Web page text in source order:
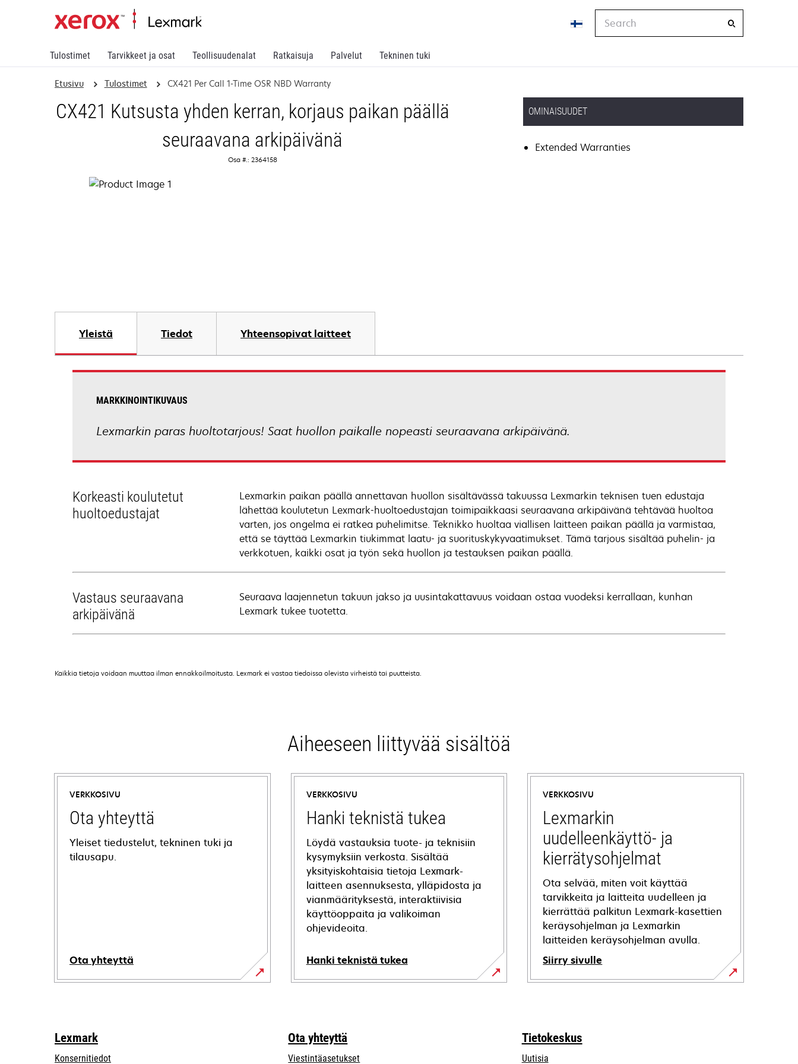
Tulostimet Tarvikkeet ja osat Teollisuudenalat Ratkaisuja Palvelut Tekninen tuki
Etusivu Tulostimet CX421 Per Call 1-Time OSR NBD Warranty
CX421 Kutsusta yhden kerran, korjaus paikan päällä
seuraavana arkipäivänä
Osa #.: 2364158
OMINAISUUDET
Extended Warranties
Yleistä Tiedot Yhteensopivat laitteet
MARKKINOINTIKUVAUS
Lexmarkin paras huoltotarjous! Saat huollon paikalle nopeasti seuraavana arkipäivänä.
Korkeasti koulutetut
huoltoedustajat
Lexmarkin paikan päällä annettavan huollon sisältävässä takuussa Lexmarkin teknisen tuen edustaja
lähettää koulutetun Lexmark-huoltoedustajan toimipaikkaasi seuraavana arkipäivänä tehtävää huoltoa
varten, jos ongelma ei ratkea puhelimitse. Teknikko huoltaa viallisen laitteen paikan päällä ja varmistaa,
että se täyttää Lexmarkin tiukimmat laatu- ja suorituskykyvaatimukset. Tämä tarjous sisältää puhelin- ja
verkkotuen, kaikki osat ja työn sekä huollon ja testauksen paikan päällä.
Vastaus seuraavana
arkipäivänä
Seuraava laajennetun takuun jakso ja uusintakattavuus voidaan ostaa vuodeksi kerrallaan, kunhan
Lexmark tukee tuotetta.
Kaikkia tietoja voidaan muuttaa ilman ennakkoilmoitusta. Lexmark ei vastaa tiedoissa olevista virheistä tai puutteista.
Aiheeseen liittyvää sisältöä
VERKKOSIVU
Ota yhteyttä
Yleiset tiedustelut, tekninen tuki ja
tilausapu.
Ota yhteyttä
VERKKOSIVU
Hanki teknistä tukea
Löydä vastauksia tuote- ja teknisiin
kysymyksiin verkosta. Sisältää
yksityiskohtaisia tietoja Lexmark-
laitteen asennuksesta, ylläpidosta ja
vianmäärityksestä, interaktiivisia
käyttöoppaita ja valikoiman
ohjevideoita.
Hanki teknistä tukea
opens
tab
VERKKOSIVU
Lexmarkin
uudelleenkäyttö- ja
kierrätysohjelmat
Ota selvää, miten voit käyttää
tarvikkeita ja laitteita uudelleen ja
kierrättää palkitun Lexmark-kasettien
keräysohjelman ja Lexmarkin
laitteiden keräysohjelman avulla.
Siirry sivulle
Lexmark
Konsernitiedot
Ota yhteyttä
Viestintäasetukset
Tietokeskus
Uutisia